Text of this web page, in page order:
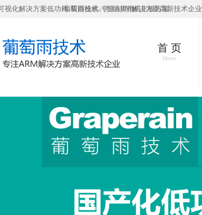
视化解决方案低功耗-双目枪机、智能抓拍机主板方案
葡萄雨技术-专注ARM解决方案高新技术企业
首 页
Home